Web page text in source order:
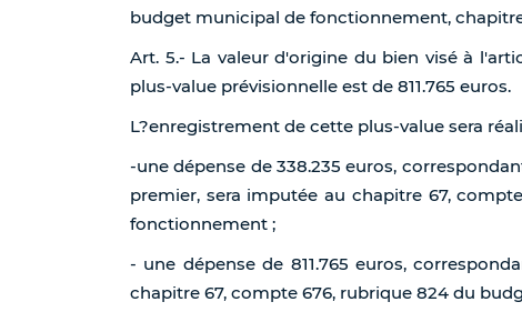
budget municipal de fonctionnement,
Art. 5.- La valeur d'origine du bien visé à
plus-value prévisionnelle est de 811.765 euros.
L?enregistrement de cette plus-value sera
-une dépense de 338.235 euros,
premier, sera imputée au chapitre 67,
fonctionnement ;
- une dépense de 811.765 euros,
chapitre 67, compte 676, rubrique 824 du